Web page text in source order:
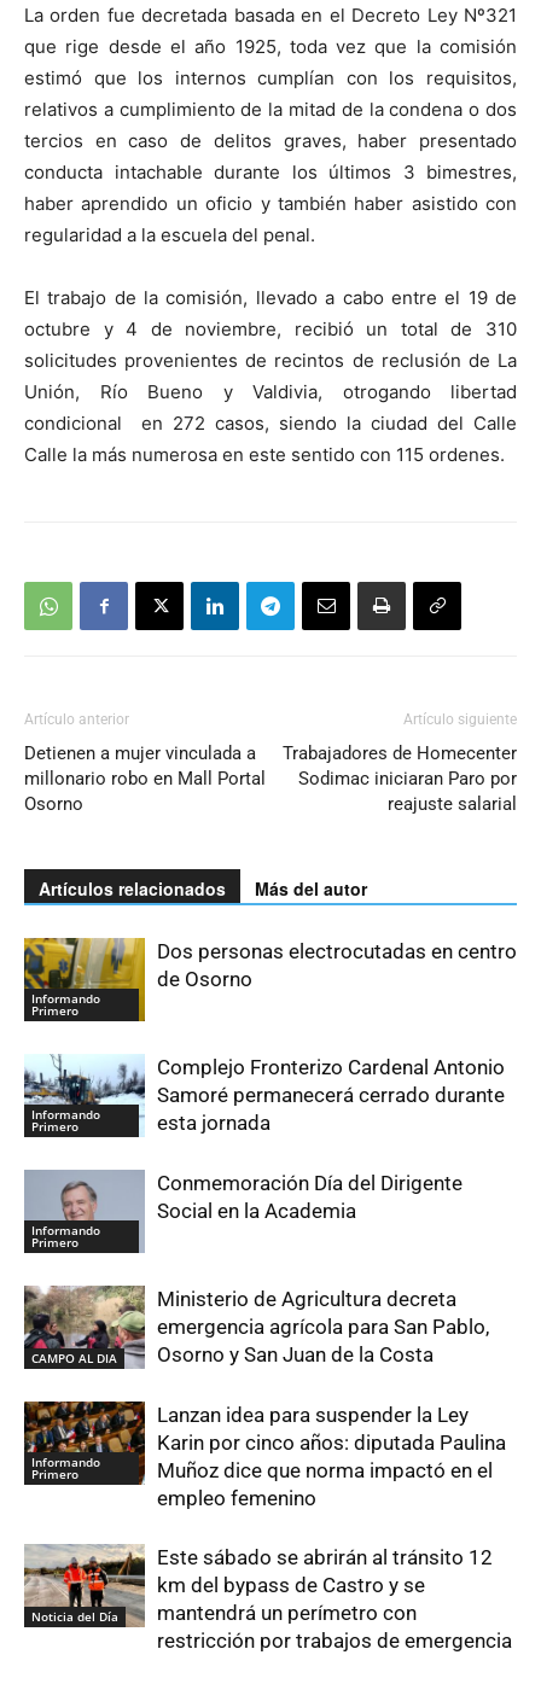
La orden fue decretada basada en el Decreto Ley Nº321
que rige desde el año 1925, toda vez que la comisión
estimó que los internos cumplían con los requisitos,
relativos a cumplimiento de la mitad de la condena o dos
tercios en caso de delitos graves, haber presentado
conducta intachable durante los últimos 3 bimestres,
haber aprendido un oficio y también haber asistido con
regularidad a la escuela del penal.
El trabajo de la comisión, llevado a cabo entre el 19 de
octubre y 4 de noviembre, recibió un total de 310
solicitudes provenientes de recintos de reclusión de La
Unión, Río Bueno y Valdivia, otrogando libertad
condicional en 272 casos, siendo la ciudad del Calle
Calle la más numerosa en este sentido con 115 ordenes.
Artículo anterior
Detienen a mujer vinculada a
millonario robo en Mall Portal
Osorno
Artículo siguiente
Trabajadores de Homecenter
Sodimac iniciaran Paro por
reajuste salarial
Artículos relacionados Más del autor
Informando
Primero
Dos personas electrocutadas en centro
de Osorno
Informando
Primero
Complejo Fronterizo Cardenal Antonio
Samoré permanecerá cerrado durante
esta jornada
Informando
Primero
Conmemoración Día del Dirigente
Social en la Academia
CAMPO AL DIA
Ministerio de Agricultura decreta
emergencia agrícola para San Pablo,
Osorno y San Juan de la Costa
Informando
Primero
Lanzan idea para suspender la Ley
Karin por cinco años: diputada Paulina
Muñoz dice que norma impactó en el
empleo femenino
Noticia del Día
Este sábado se abrirán al tránsito 12
km del bypass de Castro y se
mantendrá un perímetro con
restricción por trabajos de emergencia